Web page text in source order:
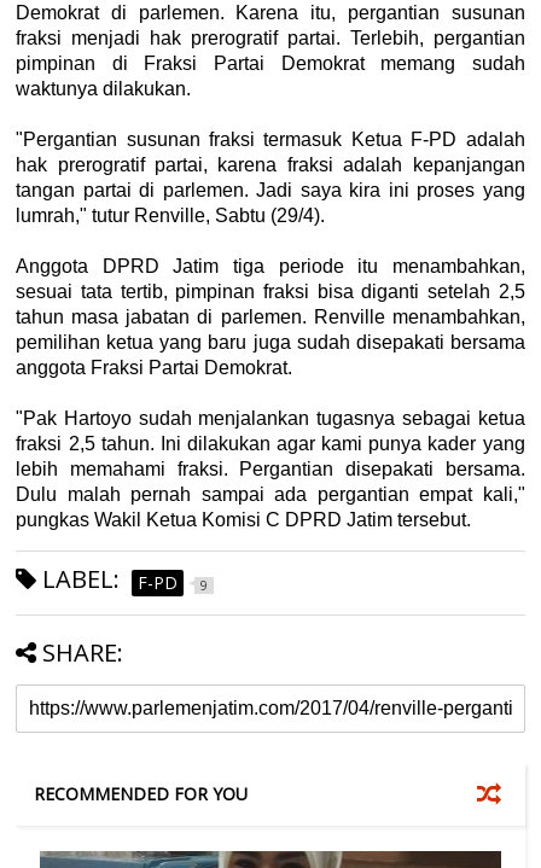
Demokrat di parlemen. Karena itu, pergantian susunan
fraksi menjadi hak prerogratif partai. Terlebih, pergantian
pimpinan di Fraksi Partai Demokrat memang sudah
waktunya dilakukan.
"Pergantian susunan fraksi termasuk Ketua F-PD adalah
hak prerogratif partai, karena fraksi adalah kepanjangan
tangan partai di parlemen. Jadi saya kira ini proses yang
lumrah," tutur Renville, Sabtu (29/4).
Anggota DPRD Jatim tiga periode itu menambahkan,
sesuai tata tertib, pimpinan fraksi bisa diganti setelah 2,5
tahun masa jabatan di parlemen. Renville menambahkan,
pemilihan ketua yang baru juga sudah disepakati bersama
anggota Fraksi Partai Demokrat.
"Pak Hartoyo sudah menjalankan tugasnya sebagai ketua
fraksi 2,5 tahun. Ini dilakukan agar kami punya kader yang
lebih memahami fraksi. Pergantian disepakati bersama.
Dulu malah pernah sampai ada pergantian empat kali,"
pungkas Wakil Ketua Komisi C DPRD Jatim tersebut.
LABEL: F-PD 9
SHARE:
RECOMMENDED FOR YOU